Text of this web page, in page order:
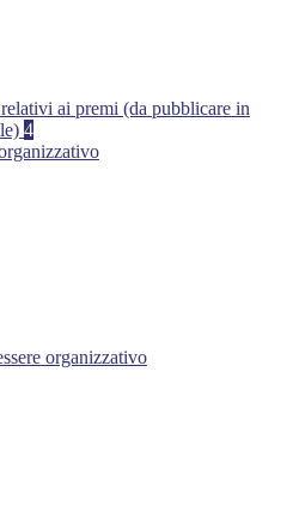
ai premi (da pubblicare in
4
organizzativo